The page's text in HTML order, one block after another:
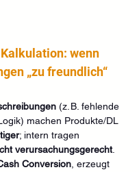
wenn
„zu freundlich“
(z. B. fehlende
machen Produkte/DL
; intern tragen
verursachungsgerecht.
Conversion , erzeugt